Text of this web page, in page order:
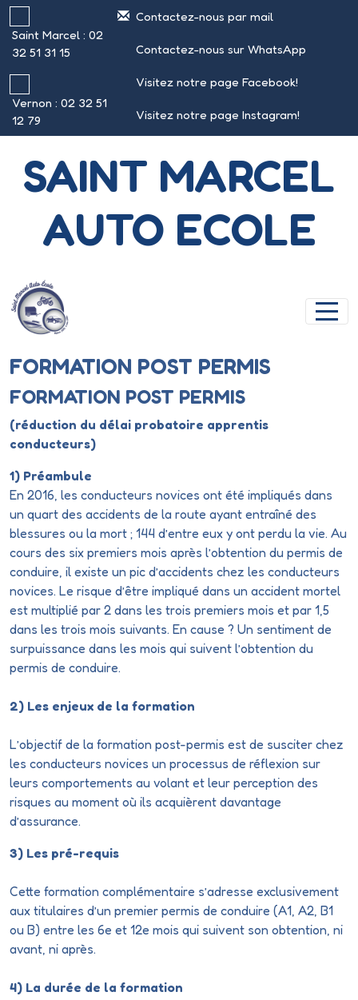
Panneau de gestion des cookies
Saint Marcel : 02
32 51 31 15
Vernon : 02 32 51
12 79
Contactez-nous par mail
Contactez-nous sur WhatsApp
Visitez notre page Facebook!
Visitez notre page Instagram!
SAINT MARCEL
AUTO ECOLE
FORMATION POST PERMIS
FORMATION POST PERMIS
(réduction du délai probatoire apprentis
conducteurs)
1) Préambule
En 2016, les conducteurs novices ont été impliqués dans
un quart des accidents de la route ayant entraîné des
blessures ou la mort ; 144 d’entre eux y ont perdu la vie. Au
cours des six premiers mois après l’obtention du permis de
conduire, il existe un pic d’accidents chez les conducteurs
novices. Le risque d’être impliqué dans un accident mortel
est multiplié par 2 dans les trois premiers mois et par 1,5
dans les trois mois suivants. En cause ? Un sentiment de
surpuissance dans les mois qui suivent l’obtention du
permis de conduire.
2) Les enjeux de la formation
L’objectif de la formation post-permis est de susciter chez
les conducteurs novices un processus de réflexion sur
leurs comportements au volant et leur perception des
risques au moment où ils acquièrent davantage
d’assurance.
3) Les pré-requis
Cette formation complémentaire s’adresse exclusivement
aux titulaires d’un premier permis de conduire (A1, A2, B1
ou B) entre les 6e et 12e mois qui suivent son obtention, ni
avant, ni après.
4) La durée de la formation